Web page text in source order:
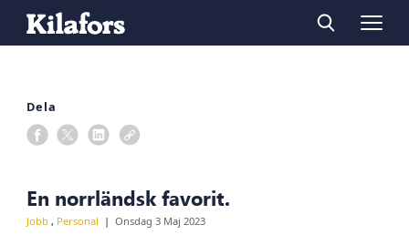
Dela
En norrländsk favorit.
Jobb , Personal Onsdag 3 Maj 2023